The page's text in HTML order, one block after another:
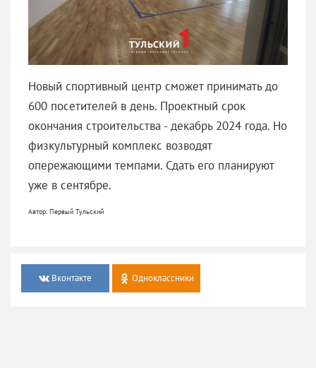
Новый спортивный центр сможет принимать до
600 посетителей в день. Проектный срок
окончания строительства - декабрь 2024 года. Но
физкультурный комплекс возводят
опережающими темпами. Сдать его планируют
уже в сентябре.
Автор: Первый Тульский
Вконтакте Одноклассники